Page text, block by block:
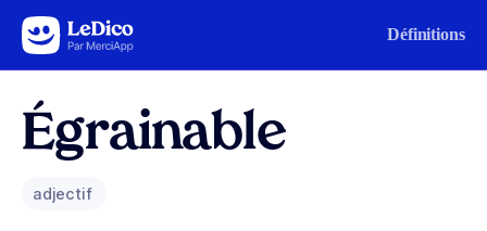
Aller au contenu Définitions
Égrainable
adjectif